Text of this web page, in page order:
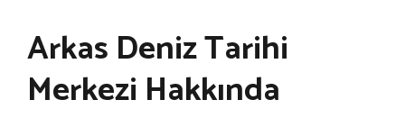
Arkas Deniz Tarihi
Merkezi Hakkında